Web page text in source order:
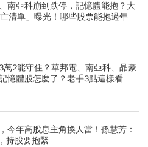
南亞科崩到跌停，記憶體能抱？大
清單」曝光！哪些股票能抱過年
萬2能守住？華邦電、南亞科、晶豪
憶體股怎麼了？老手3點這樣看
今年高股息主角換人當！孫慧芳：
持股要抱緊